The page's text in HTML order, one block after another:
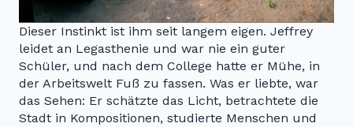
Dieser Instinkt ist ihm seit langem eigen. Jeffrey
leidet an Legasthenie und war nie ein guter
Schüler, und nach dem College hatte er Mühe, in
der Arbeitswelt Fuß zu fassen. Was er liebte, war
das Sehen: Er schätzte das Licht, betrachtete die
Stadt in Kompositionen, studierte Menschen und